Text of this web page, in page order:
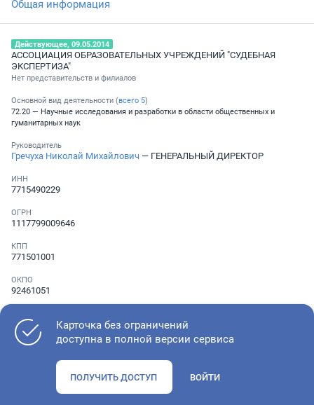
Общая информация
Действующее, 09.05.2014
АССОЦИАЦИЯ ОБРАЗОВАТЕЛЬНЫХ УЧРЕЖДЕНИЙ "СУДЕБНАЯ
ЭКСПЕРТИЗА"
Нет представительств и филиалов
Основной вид деятельности (всего 5)
72.20 — Научные исследования и разработки в области общественных и
гуманитарных наук
Руководитель
Гречуха Николай Михайлович — ГЕНЕРАЛЬНЫЙ ДИРЕКТОР
ИНН
7715490229
ОГРН
1117799009646
КПП
771501001
ОКПО
92461051
░ ░░░ ░░░░░░░
Как оценить состояние компании
Карточка без ограничений
доступна в полной версии сервиса
ПОЛУЧИТЬ ДОСТУП ВОЙТИ